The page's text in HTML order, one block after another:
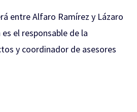
entre Alfaro Ramírez y Lázaro
el responsable de la
y coordinador de asesores